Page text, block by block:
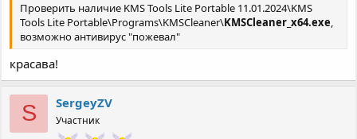
Проверить наличие KMS Tools Lite Portable 11.01.2024\KMS
Tools Lite Portable\Programs\KMSCleaner\KMSCleaner_x64.exe,
возможно антивирус "пожевал"
красава!
S SergeyZV
Участник